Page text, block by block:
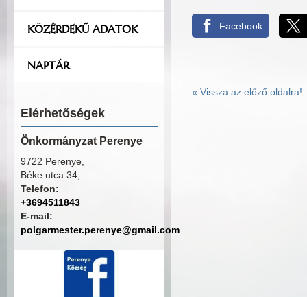
KÖZÉRDEKŰ ADATOK
NAPTÁR
Elérhetőségek
Önkormányzat Perenye
9722 Perenye,
Béke utca 34,
Telefon:
+3694511843
E-mail:
polgarmester.perenye@gmail.com
Facebook
« Vissza az előző oldalra!